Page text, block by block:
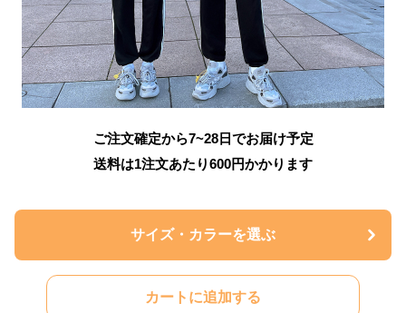
ご注文確定から7~28日でお届け予定
送料は1注文あたり600円かかります
サイズ・カラーを選ぶ
カートに追加する